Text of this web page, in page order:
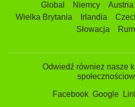
Global Niemcy Austria
Wielka Brytania
Irlandia
Słowacja
Odwiedź również nasze
Facebook Google